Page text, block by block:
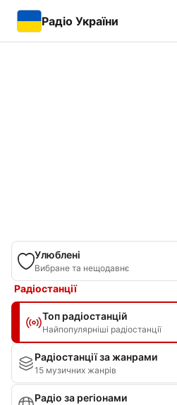
Радіо України
Улюблені
Вибране та нещодавнє
Радіостанції
Топ радіостанцій
Найпопулярніші радіостанції
Радіостанції за жанрами
15 музичних жанрів
Радіо за регіонами